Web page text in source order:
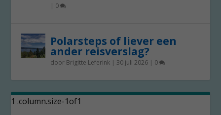
| 0
Polarsteps of liever een
ander reisverslag?
door Brigitte Leferink | 30 juli 2026 | 0